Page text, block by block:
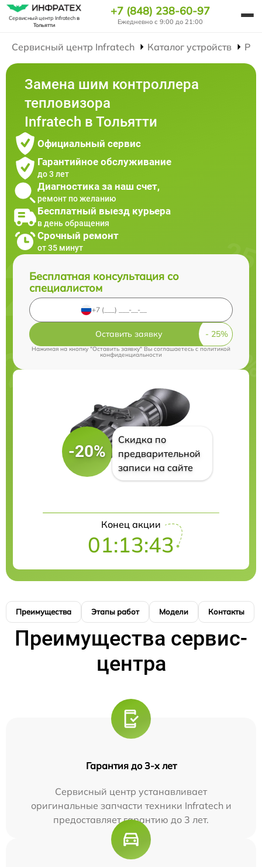
Сервисный центр Infratechв
Тольятти
+7 (848) 238-60-97
Ежедневно с 9:00 до 21:00
Сервисный центр Infratech Каталог устройств
Замена шим контроллера
тепловизора
Infratech в Тольятти
Официальный сервис
Гарантийное обслуживание
до 3 лет
Диагностика за наш счет,
ремонт по желанию
Бесплатный выезд курьера
в день обращения
Срочный ремонт
от 35 минут
Бесплатная консультация со
специалистом
Оставить заявку
Нажимая на кнопку "Оставить заявку" Вы соглашаетесь cполитикой
конфиденциальности
-20%
Скидка по
предварительной
записи на сайте
Конец акции
01:13:42
Преимущества Этапы работ Модели Контакты
Преимущества сервис-
центра
Гарантия до 3-х лет
Сервисный центр устанавливает
оригинальные запчасти техники Infratech и
предоставляет гарантию до 3 лет.